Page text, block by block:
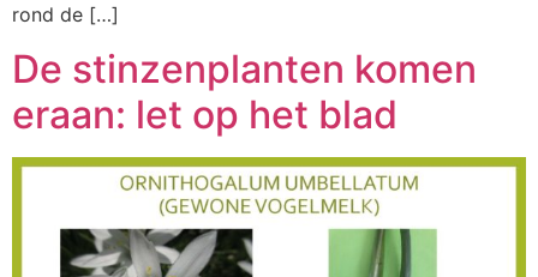
rond de […]
De stinzenplanten komen
eraan: let op het blad